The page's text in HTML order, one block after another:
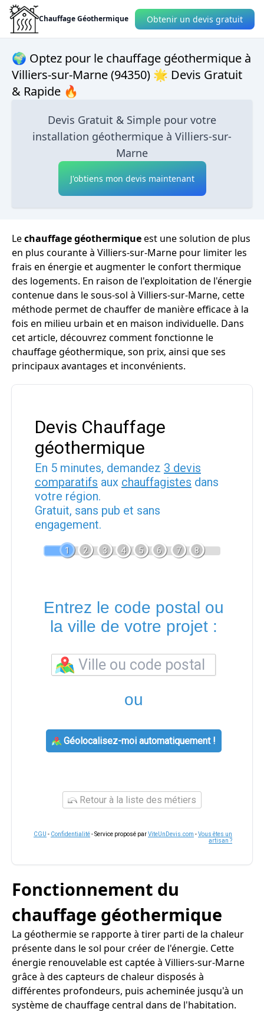
Chauffage Géothermique Obtenir un devis gratuit
🌍 Optez pour le chauffage géothermique à
Villiers-sur-Marne (94350) 🌟 Devis Gratuit
& Rapide 🔥
Devis Gratuit & Simple pour votre
installation géothermique à Villiers-sur-
Marne
J'obtiens mon devis maintenant
Lechauffage géothermiqueest une solution de plus
en plus courante à Villiers-sur-Marne pour limiter les
frais en énergie et augmenter le confort thermique
des logements. En raison de l'exploitation de l'énergie
contenue dans le sous-sol à Villiers-sur-Marne, cette
méthode permet de chauffer de manière efficace à la
fois en milieu urbain et en maison individuelle. Dans
cet article, découvrez comment fonctionne le
chauffage géothermique, son prix, ainsi que ses
principaux avantages et inconvénients.
Devis Chauffage
géothermique
En 5 minutes, demandez 3 devis
comparatifs aux chauffagistes dans
votre région.
Gratuit, sans pub et sans
engagement.
1 2 3 4 5 6 7 8
Entrez le code postal ou
la ville de votre projet :
ou
Géolocalisez-moi automatiquement !
Retour à la liste des métiers
CGU - Confidentialité- Service proposé parViteUnDevis.com -Vous êtes un
artisan ?
Fonctionnement du
chauffage géothermique
La géothermie se rapporte à tirer parti de la chaleur
présente dans le sol pour créer de l'énergie. Cette
énergie renouvelable est captée à Villiers-sur-Marne
grâce à des capteurs de chaleur disposés à
différentes profondeurs, puis acheminée jusqu'à un
système de chauffage central dans de l'habitation.